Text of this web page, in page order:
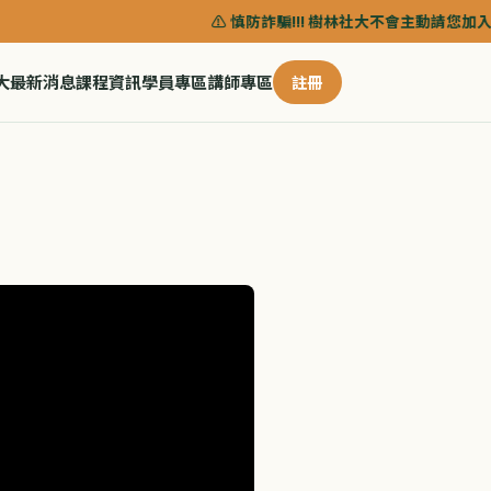
⚠️ 慎防詐騙!!! 樹林社大不會主動請您加入
最新消息課程資訊學員專區講師專區 註冊